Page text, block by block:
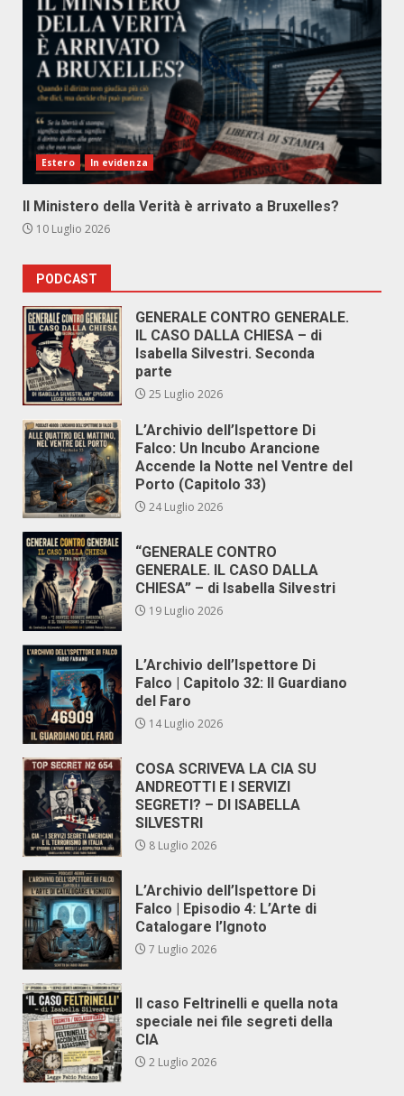
Estero In evidenza
Il Ministero della Verità è arrivato a Bruxelles?
10 Luglio 2026
PODCAST
GENERALE CONTRO GENERALE.
IL CASO DALLA CHIESA – di
Isabella Silvestri. Seconda
parte
25 Luglio 2026
L’Archivio dell’Ispettore Di
Falco: Un Incubo Arancione
Accende la Notte nel Ventre del
Porto (Capitolo 33)
24 Luglio 2026
“GENERALE CONTRO
GENERALE. IL CASO DALLA
CHIESA” – di Isabella Silvestri
19 Luglio 2026
L’Archivio dell’Ispettore Di
Falco | Capitolo 32: Il Guardiano
del Faro
14 Luglio 2026
COSA SCRIVEVA LA CIA SU
ANDREOTTI E I SERVIZI
SEGRETI? – DI ISABELLA
SILVESTRI
8 Luglio 2026
L’Archivio dell’Ispettore Di
Falco | Episodio 4: L’Arte di
Catalogare l’Ignoto
7 Luglio 2026
Il caso Feltrinelli e quella nota
speciale nei file segreti della
CIA
2 Luglio 2026